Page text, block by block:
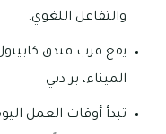
والتفاعل اللغوي.
يقع قرب فندق
الميناء، بر دبي